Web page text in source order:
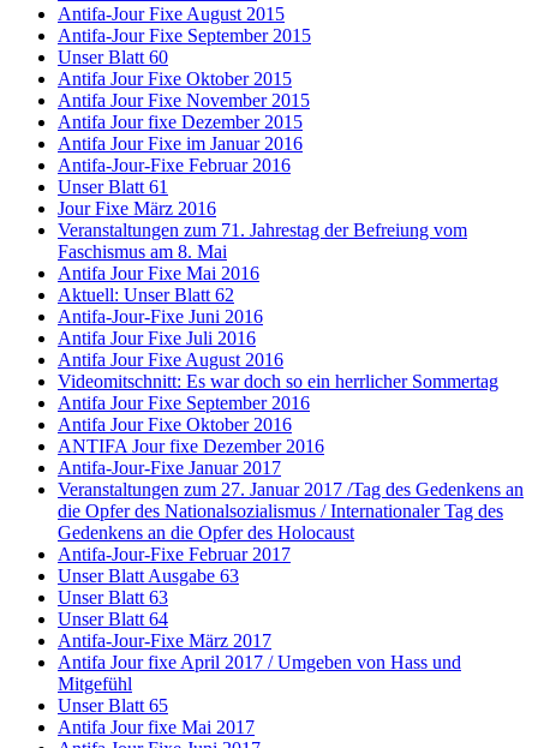
Antifa-Jour Fixe August 2015
Antifa-Jour Fixe September 2015
Unser Blatt 60
Antifa Jour Fixe Oktober 2015
Antifa Jour Fixe November 2015
Antifa Jour fixe Dezember 2015
Antifa Jour Fixe im Januar 2016
Antifa-Jour-Fixe Februar 2016
Unser Blatt 61
Jour Fixe März 2016
Veranstaltungen zum 71. Jahrestag der Befreiung vom
Faschismus am 8. Mai
Antifa Jour Fixe Mai 2016
Aktuell: Unser Blatt 62
Antifa-Jour-Fixe Juni 2016
Antifa Jour Fixe Juli 2016
Antifa Jour Fixe August 2016
Videomitschnitt: Es war doch so ein herrlicher Sommertag
Antifa Jour Fixe September 2016
Antifa Jour Fixe Oktober 2016
ANTIFA Jour fixe Dezember 2016
Antifa-Jour-Fixe Januar 2017
Veranstaltungen zum 27. Januar 2017 /Tag des Gedenkens an
die Opfer des Nationalsozialismus / Internationaler Tag des
Gedenkens an die Opfer des Holocaust
Antifa-Jour-Fixe Februar 2017
Unser Blatt Ausgabe 63
Unser Blatt 63
Unser Blatt 64
Antifa-Jour-Fixe März 2017
Antifa Jour fixe April 2017 / Umgeben von Hass und
Mitgefühl
Unser Blatt 65
Antifa Jour fixe Mai 2017